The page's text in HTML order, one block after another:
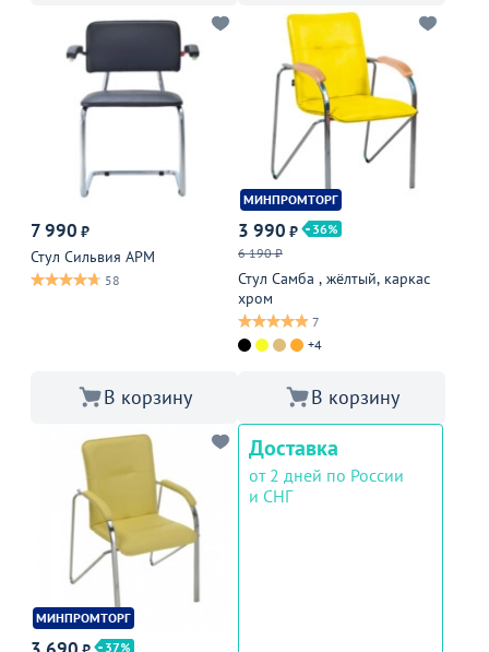
7 990 ₽
Стул Сильвия АРМ
58
В корзину
МИНПРОМТОРГ
3 990 ₽
36
6 190 ₽
Стул Самба , жёлтый, каркас
хром
7
+4
В корзину
МИНПРОМТОРГ
37
Доставка
от 2 дней по России
и СНГ